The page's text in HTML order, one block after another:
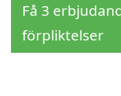
Få 3
förpliktelser